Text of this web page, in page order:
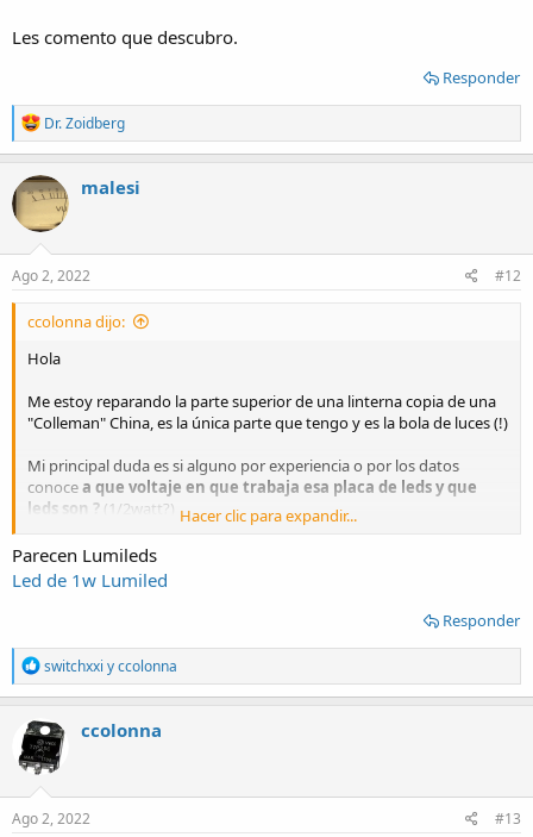
Les comento que descubro.
Responder
R
e
a
c
t
o
n
s
Dr. Zoidberg
malesi
Ago 2, 2022 #12
ccolonna dijo:
Hola
Me estoy reparando la parte superior de una linterna copia de una
"Colleman" China, es la única parte que tengo y es la bola de luces (!)
Mi principal duda es si alguno por experiencia o por los datos
conocea que voltaje en que trabaja esa placa de leds y que
leds son ? (1/2watt?)
Esta todo en paralelo..un motor y 3 leds...nada tiene marcado el
voltaje
Tiene un led azul agotado con un resistor de 1 ohm, uno rojo con
(el led azul 5mm con resistor de 68 ohms lo puse yo y por ahora lo
tengo todo con un poquito mas de 4 volts y esta funcionando bien)
Por ZG6-34 de la placa no obtuve nada de lo que busco..solo esto
Zigen
Se ve sencilla..pero funciona bien y gira el domo de acrilico...lo que la
hace ver mejor que las que mueven plaquetita y tienen el acrilico
Hacer clic para expandir...
Parecen Lumileds
Led de 1w Lumiled
Responder
R
e
a
c
t
i
o
n
s
switchxxi yccolonna
ccolonna
Ago 2, 2022 #13